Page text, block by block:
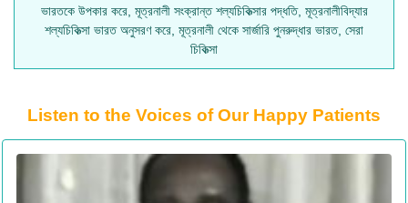
ভারতকে উপকার করে, মূত্রনালী সংক্রান্ত শল্যচিকিত্সার পদ্ধতি, মূত্রনালীবিদ্যার
শল্যচিকিত্সা ভারত অনুসরণ করে, মূত্রনালী থেকে সার্জারি পুনরুদ্ধার ভারত, সেরা
চিকিত্সা
Listen to the Voices of Our Happy Patients